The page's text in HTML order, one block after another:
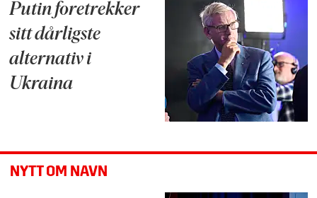
Putin foretrekker
sitt dårligste
alternativ i
Ukraina
NYTT OM NAVN